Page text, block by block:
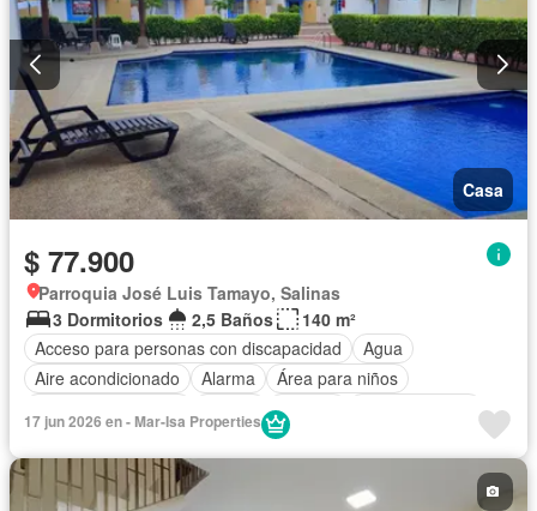
Casa
$ 77.900
Parroquia José Luis Tamayo, Salinas
3 Dormitorios
2,5 Baños
140 m²
Acceso para personas con discapacidad
Agua
Aire acondicionado
Alarma
Área para niños
Bodega
Cocina equipada
Electricidad
Garita de guardianía
Conserje
Seguridad Parcialmente amoblado
17 jun 2026 en - Mar-Isa Properties